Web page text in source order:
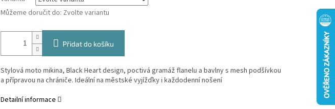
Můžeme doručit do: Zvolte variantu
Přidat do košíku
Stylová moto mikina, Black Heart design, poctivá gramáž flanelu a bavlny s mesh podšívkou
a přípravou na chrániče. Ideální na městské vyjížďky i každodenní nošení
Detailní informace